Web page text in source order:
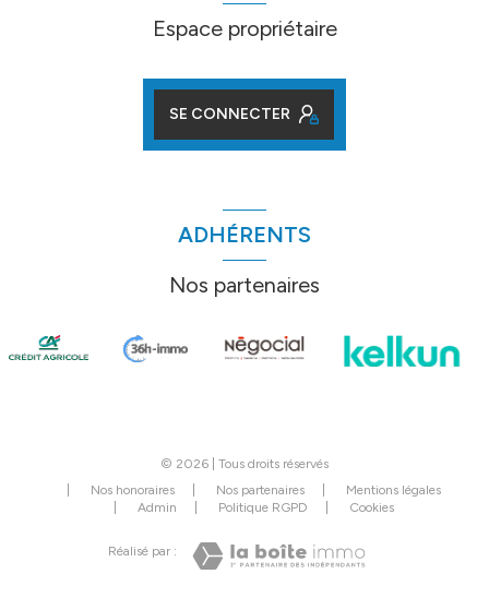
Espace propriétaire
SE CONNECTER
ADHÉRENTS
Nos partenaires
© 2026 | Tous droits réservés
Nos honoraires
Nos partenaires
Mentions légales
Admin
Politique RGPD Cookies
Réalisé par :